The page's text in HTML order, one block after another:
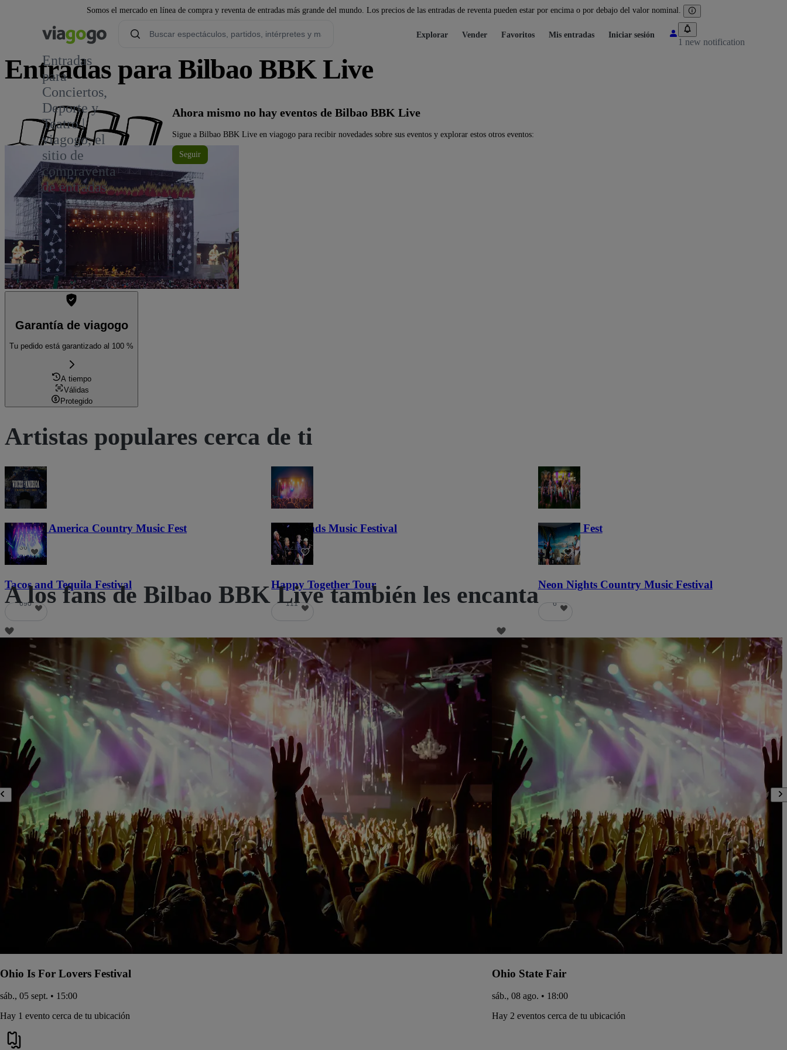
Somos el mercado en línea de compra y reventa de entradas más grande del mundo. Los precios de las entradas de reventa pueden estar por encima o por debajo del valor nominal.
Entradas
para
Conciertos,
Deporte y
Teatro |
viagogo, el
sitio de
compraventa
de entradas
Explorar Vender Favoritos Mis entradas Iniciar sesión
1 new notification
Entradas para Bilbao BBK Live
Ahora mismo no hay eventos de Bilbao BBK Live
Sigue a Bilbao BBK Live en viagogo para recibir novedades sobre sus eventos y explorar estos otros eventos:
Seguir
Garantía de viagogo
Tu pedido está garantizado al 100 %
A tiempo
Válidas
Protegido
Artistas populares cerca de ti
Voices of America Country Music Fest
36
Lost Lands Music Festival
121
Haunted Fest
58
Tacos and Tequila Festival
690
Happy Together Tour
111
Neon Nights Country Music Festival
6
A los fans de Bilbao BBK Live también les encanta
Ohio Is For Lovers Festival
sáb., 05 sept. • 15:00
Hay 1 evento cerca de tu ubicación
Ohio State Fair
sáb., 08 ago. • 18:00
Hay 2 eventos cerca de tu ubicación